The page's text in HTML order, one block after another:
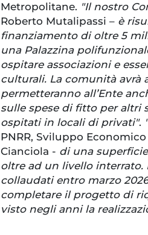
Metropolitane. "Il nostro
Roberto Mutalipassi – è
finanziamento di oltre 5
una Palazzina
ospitare associazioni e
culturali. La comunità avrà
permetteranno all’Ente
sulle spese di fitto per altri
ospitati in locali di privati".
PNRR, Sviluppo
Cianciola - di una
oltre ad un livello interrato.
collaudati entro marzo
completare il progetto di
visto negli anni la